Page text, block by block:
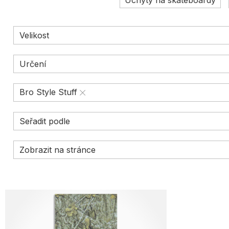
Velikost
Určení
Bro Style Stuff
Seřadit podle
Zobrazit na stránce